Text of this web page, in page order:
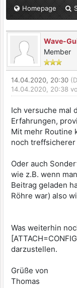
Homepage
Wave-
Member
14.04.2020, 20:30
14.04.2020, 20:38
Ich versuche mal
Erfahrungen,
Mit mehr Routine
noch
Oder auch
wie z.B. wenn
Beitrag geladen
Röhre war) also
Was weiterhin
darzustellen.
Grüße von
Thomas